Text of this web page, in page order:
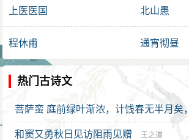
上医医国 北山愚
程休甫 通宵彻昼
热门古诗文
菩萨蛮 庭前绿叶渐浓，计饯春无半月矣
成短阕 包韫珍
和窦又勇秋日见访阻雨见赠 王之道